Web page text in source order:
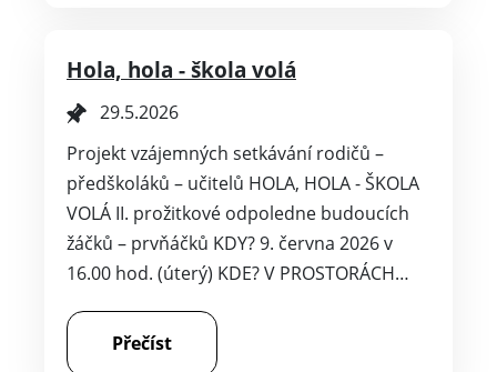
Hola, hola - škola volá
29.5.2026
Projekt vzájemných setkávání rodičů –
předškoláků – učitelů HOLA, HOLA - ŠKOLA
VOLÁ II. prožitkové odpoledne budoucích
žáčků – prvňáčků KDY? 9. června 2026 v
16.00 hod. (úterý) KDE? V PROSTORÁCH…
Přečíst